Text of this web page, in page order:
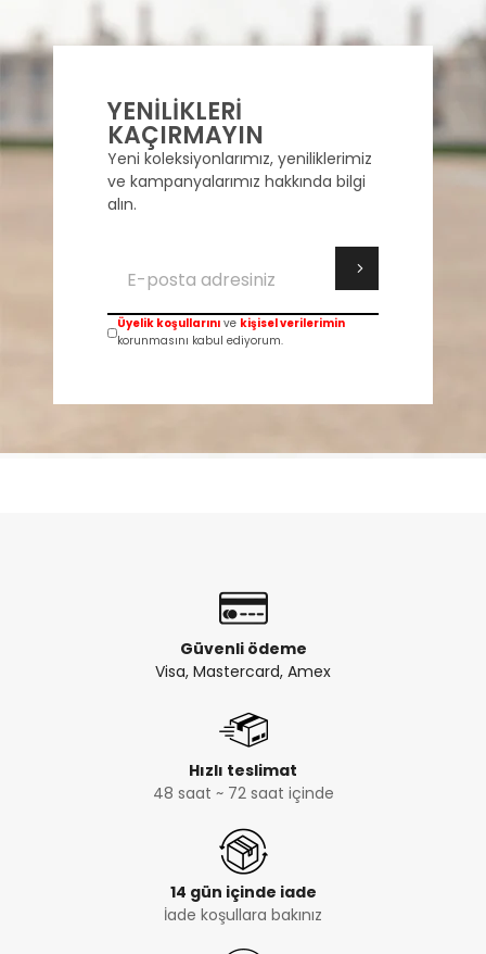
YENİLİKLERİ
KAÇIRMAYIN
Yeni koleksiyonlarımız, yeniliklerimiz
ve kampanyalarımız hakkında bilgi
alın.
Üyelik koşullarınıve kişisel verilerimin
korunmasını kabul ediyorum.
Güvenli ödeme
Visa, Mastercard, Amex
Hızlı teslimat
48 saat ~ 72 saat içinde
14 gün içinde iade
İade koşullara bakınız